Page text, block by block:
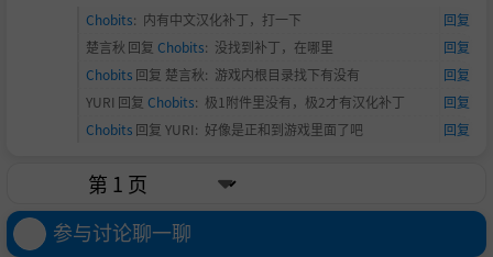
Chobits: 内有中文汉化补丁，打一下
回复
楚言秋 回复 Chobits: 没找到补丁，在哪里
回复
Chobits 回复 楚言秋: 游戏内根目录找下有没有
回复
YURI 回复 Chobits: 极1附件里没有，极2才有汉化补丁
回复
Chobits 回复 YURI: 好像是正和到游戏里面了吧 回复
参与讨论聊一聊